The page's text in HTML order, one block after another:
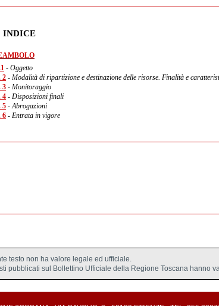
INDICE
- Oggetto
2 - Modalità di ripartizione e destinazione delle risorse. Finalità e
3 - Monitoraggio
4 - Disposizioni finali
5 - Abrogazioni
6 - Entrata in vigore
testo non ha valore legale ed ufficiale.
pubblicati sul Bollettino Ufficiale della Regione Toscana hanno